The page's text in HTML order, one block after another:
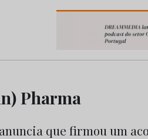
Pharma
que firmou um